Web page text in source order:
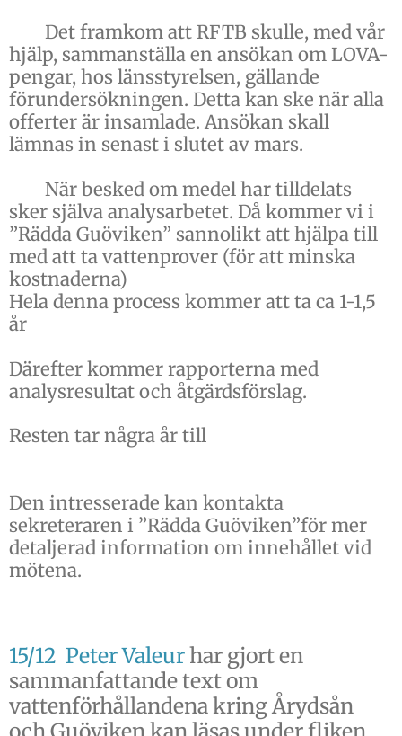
Det framkom att RFTB skulle, med vår
hjälp, sammanställa en ansökan om LOVA-
pengar, hos länsstyrelsen, gällande
förundersökningen. Detta kan ske när alla
offerter är insamlade. Ansökan skall
lämnas in senast i slutet av mars.
När besked om medel har tilldelats
sker själva analysarbetet. Då kommer vi i
”Rädda Guöviken” sannolikt att hjälpa till
med att ta vattenprover (för att minska
kostnaderna)
Hela denna process kommer att ta ca 1-1,5
år
Därefter kommer rapporterna med
analysresultat och åtgärdsförslag.
Resten tar några år till
Den intresserade kan kontakta
sekreteraren i ”Rädda Guöviken”för mer
detaljerad information om innehållet vid
mötena.
15/12 Peter Valeurhar gjort en
sammanfattande text om
vattenförhållandena kring Årydsån